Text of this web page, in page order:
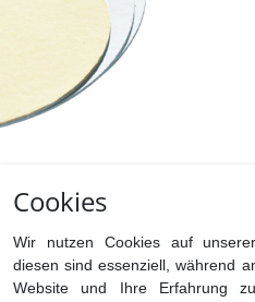
Cookies
Wir nutzen Cookies auf
diesen sind essenziell, während
Website und Ihre Erfahrung